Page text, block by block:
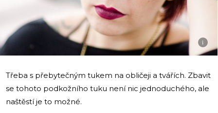
i
Třeba s přebytečným tukem na obličeji a tvářích. Zbavit
se tohoto podkožního tuku není nic jednoduchého, ale
naštěstí je to možné.